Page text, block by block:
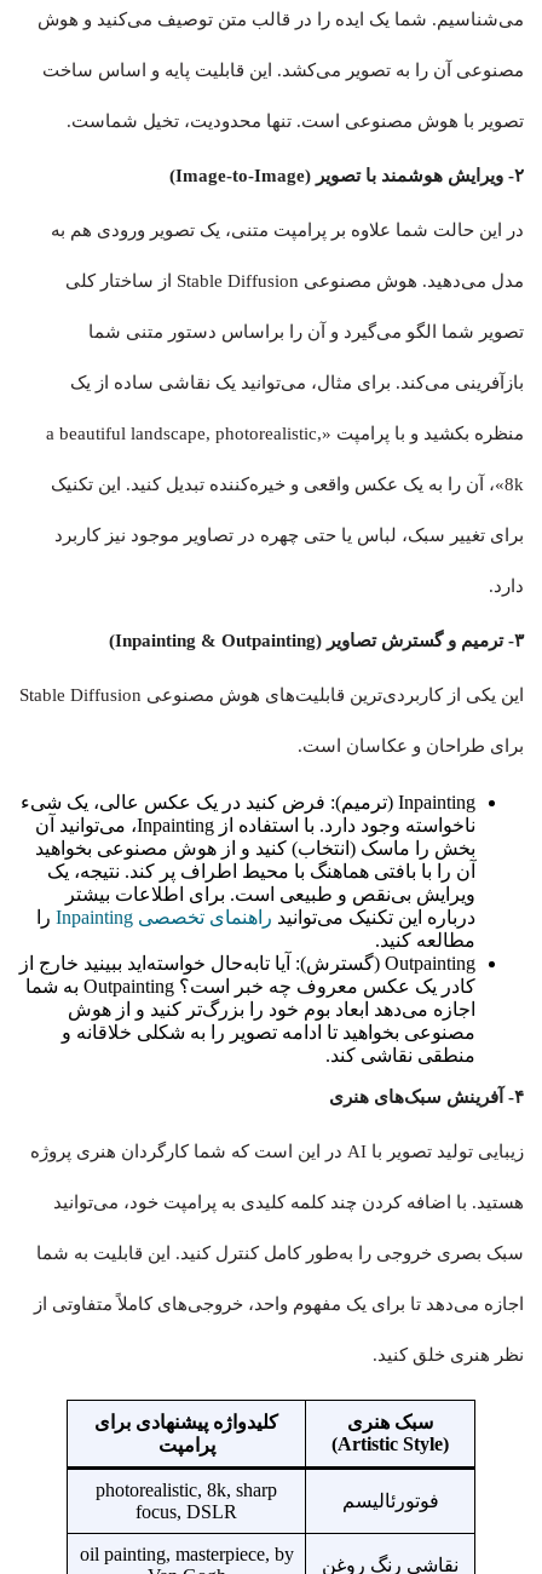
می‌شناسیم. شما یک ایده را در قالب متن توصیف می‌کنید و هوش
مصنوعی آن را به تصویر می‌کشد. این قابلیت پایه و اساس ساخت
تصویر با هوش مصنوعی است. تنها محدودیت، تخیل شماست.
۲- ویرایش هوشمند با تصویر (Image-to-Image)
در این حالت شما علاوه بر پرامپت متنی، یک تصویر ورودی هم به
مدل می‌دهید. هوش مصنوعی Stable Diffusion از ساختار کلی
تصویر شما الگو می‌گیرد و آن را براساس دستور متنی شما
بازآفرینی می‌کند. برای مثال، می‌توانید یک نقاشی ساده از یک
منظره بکشید و با پرامپت «a beautiful landscape, photorealistic,
8k»، آن را به یک عکس واقعی و خیره‌کننده تبدیل کنید. این تکنیک
برای تغییر سبک، لباس یا حتی چهره در تصاویر موجود نیز کاربرد
دارد.
۳- ترمیم و گسترش تصاویر (Inpainting & Outpainting)
این یکی از کاربردی‌ترین قابلیت‌های هوش مصنوعی Stable Diffusion
برای طراحان و عکاسان است.
Inpainting (ترمیم): فرض کنید در یک عکس عالی، یک شیء
ناخواسته وجود دارد. با استفاده از Inpainting، می‌توانید آن
بخش را ماسک (انتخاب) کنید و از هوش مصنوعی بخواهید
آن را با بافتی هماهنگ با محیط اطراف پر کند. نتیجه، یک
ویرایش بی‌نقص و طبیعی است. برای اطلاعات بیشتر
درباره این تکنیک می‌توانید راهنمای تخصصی Inpainting
را
مطالعه کنید.
Outpainting (گسترش): آیا تابه‌حال خواسته‌اید ببینید خارج از
کادر یک عکس معروف چه خبر است؟ Outpainting به شما
اجازه می‌دهد ابعاد بوم خود را بزرگ‌تر کنید و از هوش
مصنوعی بخواهید تا ادامه تصویر را به شکلی خلاقانه و
منطقی نقاشی کند.
۴- آفرینش سبک‌های هنری
زیبایی تولید تصویر با AI در این است که شما کارگردان هنری پروژه
هستید. با اضافه کردن چند کلمه کلیدی به پرامپت خود، می‌توانید
سبک بصری خروجی را به‌طور کامل کنترل کنید. این قابلیت به شما
اجازه می‌دهد تا برای یک مفهوم واحد، خروجی‌های کاملاً متفاوتی از
نظر هنری خلق کنید.
سبک هنری
(Artistic Style)
کلیدواژه پیشنهادی برای
پرامپت
فوتورئالیسم
photorealistic, 8k, sharp
focus, DSLR
نقاشی رنگ روغن
oil painting, masterpiece, by